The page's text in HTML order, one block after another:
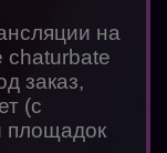
на
chaturbate
заказ,
(с
площадок